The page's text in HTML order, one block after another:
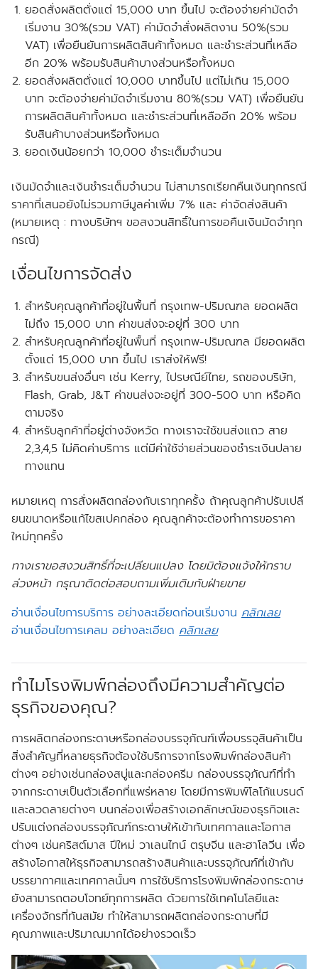
ยอดสั่งผลิตตั่งแต่ 15,000 บาท ขึ้นไป จะต้องจ่ายค่ามัดจำ
เริ่มงาน 30%(รวม VAT) ค่ามัดจำสั่งผลิตงาน 50%(รวม
VAT) เพื่อยืนยันการผลิตสินค้าทั้งหมด และชำระส่วนที่เหลือ
อีก 20% พร้อมรับสินค้าบางส่วนหรือทั้งหมด
ยอดสั่งผลิตตั่งแต่ 10,000 บาทขึ้นไป แต่ไม่เกิน 15,000
บาท จะต้องจ่ายค่ามัดจำเริ่มงาน 80%(รวม VAT) เพื่อยืนยัน
การผลิตสินค้าทั้งหมด และชำระส่วนที่เหลืออีก 20% พร้อม
รับสินค้าบางส่วนหรือทั้งหมด
ยอดเงินน้อยกว่า 10,000 ชำระเต็มจำนวน
เงินมัดจำและเงินชำระเต็มจำนวน ไม่สามารถเรียกคืนเงินทุกกรณี
ราคาที่เสนอยังไม่รวมภาษีมูลค่าเพิ่ม 7% และ ค่าจัดส่งสินค้า
(หมายเหตุ : ทางบริษัทฯ ขอสงวนสิทธิ์ในการขอคืนเงินมัดจำทุก
กรณี)
เงื่อนไขการจัดส่ง
สำหรับคุณลูกค้าที่อยู่ในพื้นที่ กรุงเทพ-ปริมณฑลยอดผลิต
ไม่ถึง 15,000 บาท ค่าขนส่งจะอยู่ที่ 300 บาท
สำหรับคุณลูกค้าที่อยู่ในพื้นที่ กรุงเทพ-ปริมณฑล มียอดผลิต
ตั้งแต่ 15,000 บาท ขึ้นไป เราส่งให้ฟรี!
สำหรับขนส่งอื่นๆ เช่น Kerry, ไปรษณีย์ไทย, รถของบริษัท,
Flash, Grab, J&T ค่าขนส่งจะอยู่ที่ 300-500 บาท หรือคิด
ตามจริง
สำหรับลูกค้าที่อยู่ต่างจังหวัด ทางเราจะใช้ขนส่งแถว สาย
2,3,4,5 ไม่คิดค่าบริการ แต่มีค่าใช้จ่ายส่วนของชำระเงินปลาย
ทางแทน
หมายเหตุ การสั่งผลิตกล่องกับเราทุกครั้ง ถ้าคุณลูกค้าปรับเปลี
ยนขนาดหรือแก้ไขสเปคกล่อง คุณลูกค้าจะต้องทำการขอราคา
ใหม่ทุกครั้ง
ทางเราขอสงวนสิทธิ์ที่จะเปลียนแปลง โดยมิต้องแจ้งให้ทราบ
ล่วงหน้า กรุณาติดต่อสอบถามเพิ่มเติมกับฝ่ายขาย
อ่านเงื่อนไขการบริการ อย่างละเอียดก่อนเริ่มงาน คลิกเลย
อ่านเงื่อนไขการเคลม อย่างละเอียด คลิกเลย
ทำไมโรงพิมพ์กล่องถึงมีความสำคัญต่อ
ธุรกิจของคุณ?
การผลิตกล่องกระดาษหรือกล่องบรรจุภัณฑ์เพื่อบรรจุสินค้าเป็น
สิ่งสำคัญที่หลายธุรกิจต้องใช้บริการจากโรงพิมพ์กล่องสินค้า
ต่างๆ อย่างเช่นกล่องสบู่และกล่องครีม กล่องบรรจุภัณฑ์ที่ทำ
จากกระดาษเป็นตัวเลือกที่แพร่หลาย โดยมีการพิมพ์โลโก้แบรนด์
และลวดลายต่างๆ บนกล่องเพื่อสร้างเอกลักษณ์ของธุรกิจและ
ปรับแต่งกล่องบรรจุภัณฑ์กระดาษให้เข้ากับเทศกาลและโอกาส
ต่างๆ เช่นคริสต์มาส ปีใหม่ วาเลนไทน์ ตรุษจีน และฮาโลวีน เพื่อ
สร้างโอกาสให้ธุรกิจสามารถสร้างสินค้าและบรรจุภัณฑ์ที่เข้ากับ
บรรยากาศและเทศกาลนั้นๆ การใช้บริการโรงพิมพ์กล่องกระดาษ
ยังสามารถตอบโจทย์ทุกการผลิต ด้วยการใช้เทคโนโลยีและ
เครื่องจักรที่ทันสมัย ทำให้สามารถผลิตกล่องกระดาษที่มี
คุณภาพและปริมาณมากได้อย่างรวดเร็ว